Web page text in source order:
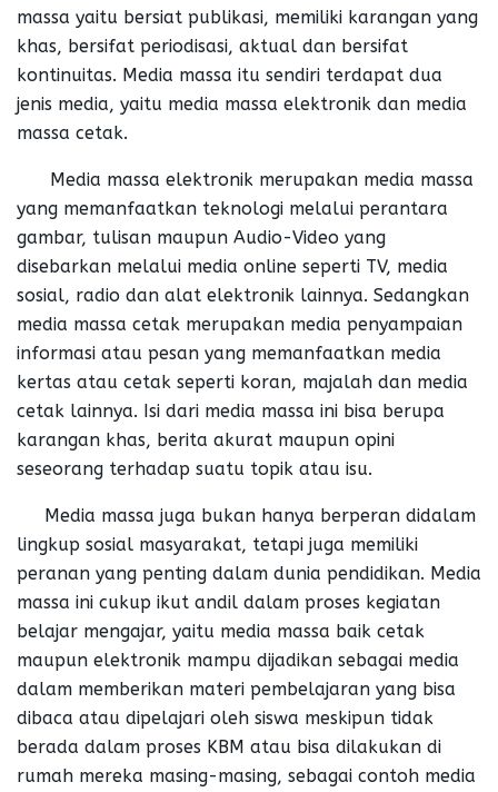
massa yaitu bersiat publikasi, memiliki karangan yang
khas, bersifat periodisasi, aktual dan bersifat
kontinuitas. Media massa itu sendiri terdapat dua
jenis media, yaitu media massa elektronik dan media
massa cetak.
Media massa elektronik merupakan media massa
yang memanfaatkan teknologi melalui perantara
gambar, tulisan maupun Audio-Video yang
disebarkan melalui media online seperti TV, media
sosial, radio dan alat elektronik lainnya. Sedangkan
media massa cetak merupakan media penyampaian
informasi atau pesan yang memanfaatkan media
kertas atau cetak seperti koran, majalah dan media
cetak lainnya. Isi dari media massa ini bisa berupa
karangan khas, berita akurat maupun opini
seseorang terhadap suatu topik atau isu.
Media massa juga bukan hanya berperan didalam
lingkup sosial masyarakat, tetapi juga memiliki
peranan yang penting dalam dunia pendidikan. Media
massa ini cukup ikut andil dalam proses kegiatan
belajar mengajar, yaitu media massa baik cetak
maupun elektronik mampu dijadikan sebagai media
dalam memberikan materi pembelajaran yang bisa
dibaca atau dipelajari oleh siswa meskipun tidak
berada dalam proses KBM atau bisa dilakukan di
rumah mereka masing-masing, sebagai contoh media